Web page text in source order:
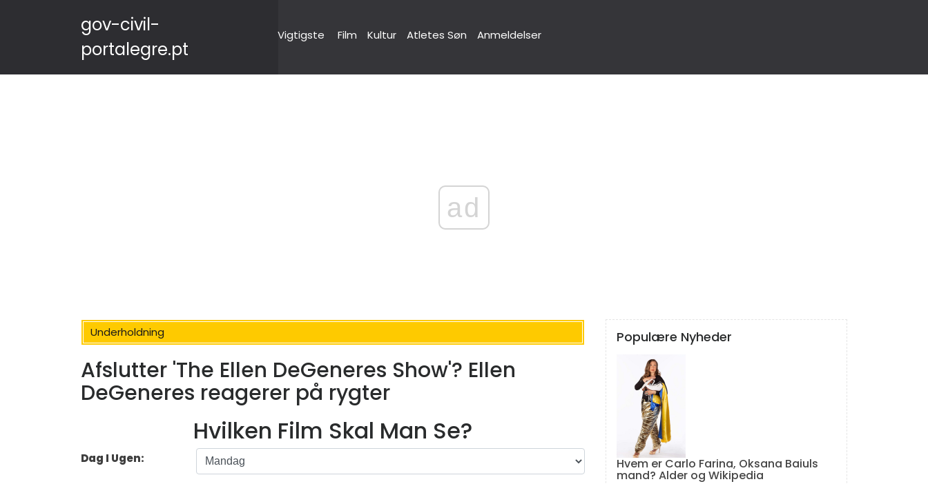
gov-civil-
portalegre.pt
Vigtigste Film Kultur Atletes Søn Anmeldelser
ad
Underholdning
Afslutter 'The Ellen DeGeneres Show'? Ellen
DeGeneres reagerer på rygter
Hvilken Film Skal Man Se?
Dag I Ugen:
Populære Nyheder
Hvem er Carlo Farina, Oksana Baiuls
mand? Alder og Wikipedia